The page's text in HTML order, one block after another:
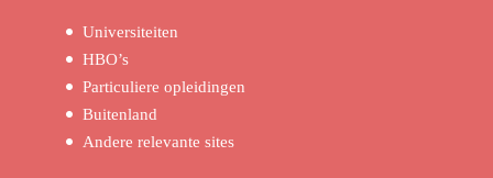
Universiteiten
HBO’s
Particuliere opleidingen
Buitenland
Andere relevante sites